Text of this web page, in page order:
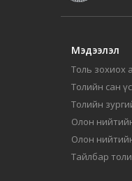
Мэдээлэл
Толь зохиох
Толийн сан
Толийн
Олон
Олон
Тайлбар